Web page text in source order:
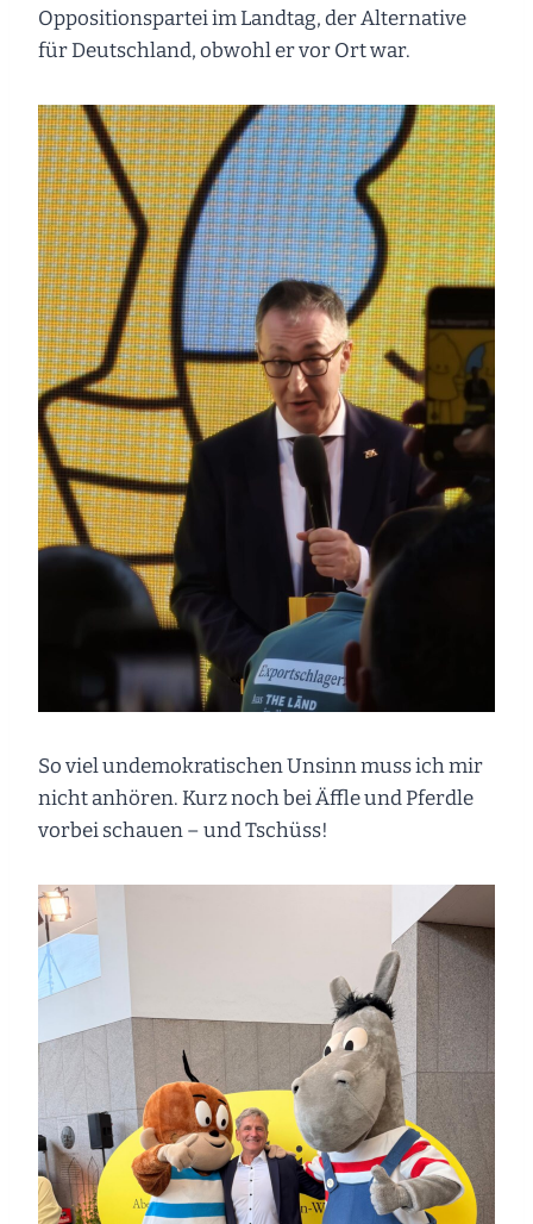
Oppositionspartei im Landtag, der Alternative
für Deutschland, obwohl er vor Ort war.
So viel undemokratischen Unsinn muss ich mir
nicht anhören. Kurz noch bei Äffle und Pferdle
vorbei schauen – und Tschüss!